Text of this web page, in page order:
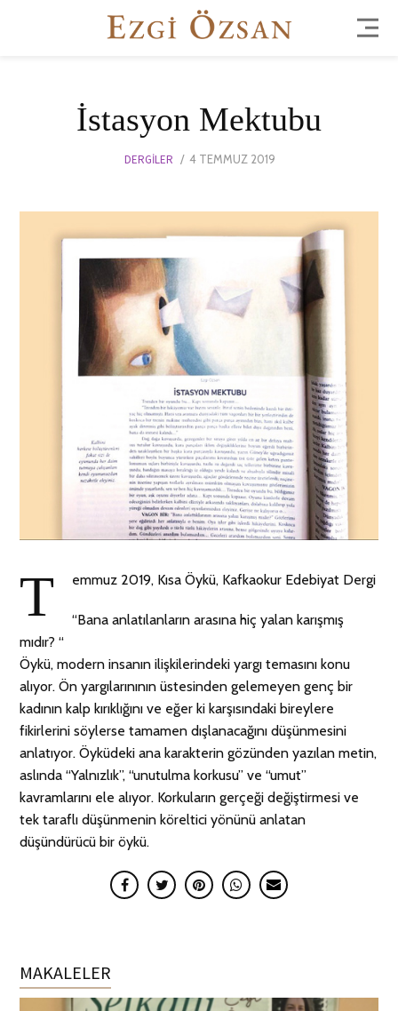
İstasyon Mektubu
DERGILER
POSTED
4 TEMMUZ 2019
T emmuz 2019, Kısa Öykü, Kafkaokur Edebiyat Dergi
“Bana anlatılanların arasına hiç yalan karışmış
mıdır? “
Öykü, modern insanın ilişkilerindeki yargı temasını konu
alıyor. Ön yargılarınının üstesinden gelemeyen genç bir
kadının kalp kırıklığını ve eğer ki karşısındaki bireylere
fikirlerini söylerse tamamen dışlanacağını düşünmesini
anlatıyor. Öyküdeki ana karakterin gözünden yazılan metin,
aslında “Yalnızlık”, “unutulma korkusu” ve “umut”
kavramlarını ele alıyor. Korkuların gerçeği değiştirmesi ve
tek taraflı düşünmenin köreltici yönünü anlatan
düşündürücü bir öykü.
MAKALELER